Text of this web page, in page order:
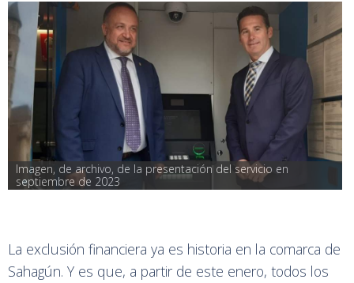
Imagen, de archivo, de la presentación del servicio en
septiembre de 2023
La exclusión financiera ya es historia en la comarca de
Sahagún. Y es que, a partir de este enero, todos los